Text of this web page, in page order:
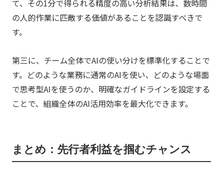
て、その1分で得られる精度の高い分析結果は、数時間
の人的作業に匹敵する価値があることを認識すべきで
す。
第三に、チーム全体でAIの使い分けを標準化することで
す。どのような業務に通常のAIを使い、どのような場面
で思考型AIを使うのか、明確なガイドラインを設定する
ことで、組織全体のAI活用効率を最大化できます。
まとめ：先行者利益を掴むチャンス